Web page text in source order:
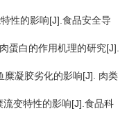
性的影响[J].食品安全导
蛋白的作用机理的研究[J].
糜凝胶劣化的影响[J]. 肉类
变特性的影响[J].食品科